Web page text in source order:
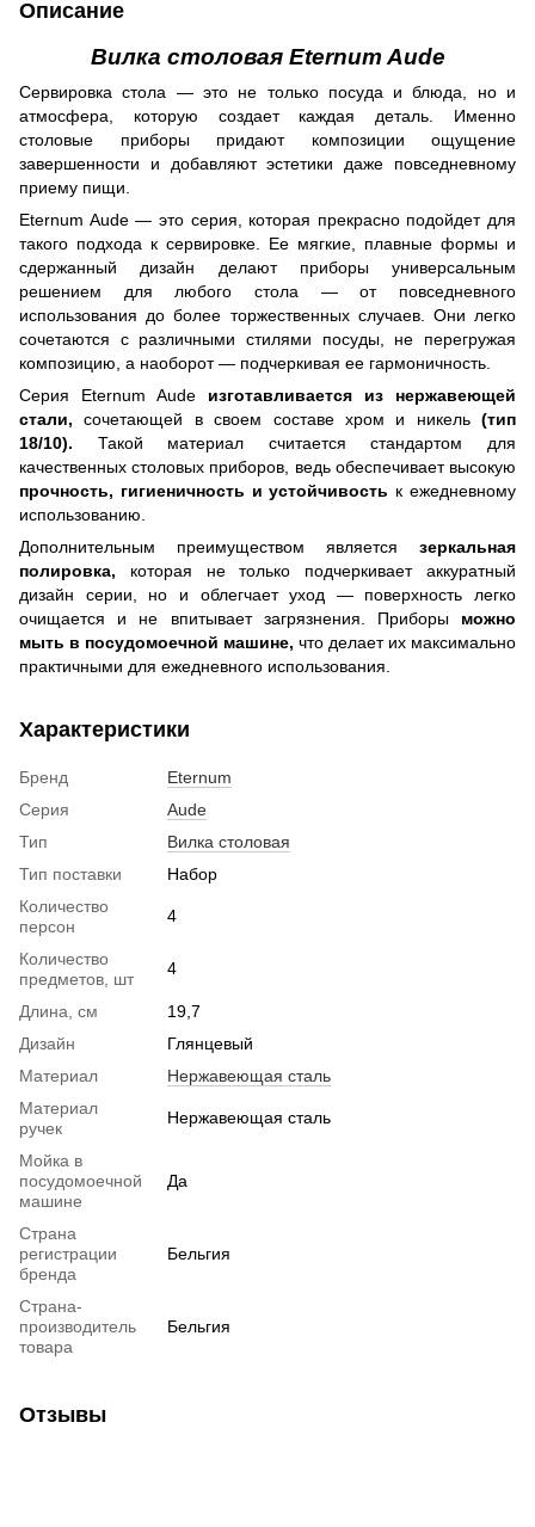
Описание
Вилка столовая Eternum Aude
Сервировка стола — это не только посуда и блюда, но и
атмосфера, которую создает каждая деталь. Именно
столовые приборы придают композиции ощущение
завершенности и добавляют эстетики даже повседневному
приему пищи.
Eternum Aude — это серия, которая прекрасно подойдет для
такого подхода к сервировке. Ее мягкие, плавные формы и
сдержанный дизайн делают приборы универсальным
решением для любого стола — от повседневного
использования до более торжественных случаев. Они легко
сочетаются с различными стилями посуды, не перегружая
композицию, а наоборот — подчеркивая ее гармоничность.
Серия Eternum Aude изготавливается из нержавеющей
стали, сочетающей в своем составе хром и никель (тип
18/10). Такой материал считается стандартом для
качественных столовых приборов, ведь обеспечивает высокую
прочность, гигиеничность и устойчивость к ежедневному
использованию.
Дополнительным преимуществом является зеркальная
полировка, которая не только подчеркивает аккуратный
дизайн серии, но и облегчает уход — поверхность легко
очищается и не впитывает загрязнения. Приборы можно
мыть в посудомоечной машине, что делает их максимально
практичными для ежедневного использования.
Характеристики
Бренд
Eternum
Серия
Aude
Тип
Вилка столовая
Тип поставки
Набор
Количество
персон
4
Количество
предметов, шт
4
Длина, см
19,7
Дизайн
Глянцевый
Материал
Нержавеющая сталь
Материал
ручек
Нержавеющая сталь
Мойка в
посудомоечной
машине
Да
Страна
регистрации
бренда
Бельгия
Страна-
производитель
товара
Бельгия
Отзывы